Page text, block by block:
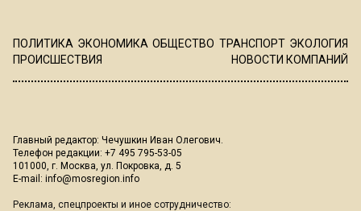
ПОЛИТИКА ЭКОНОМИКА ОБЩЕСТВО ТРАНСПОРТ ЭКОЛОГИЯ
ПРОИСШЕСТВИЯ
НОВОСТИ КОМПАНИЙ
Главный редактор: Чечушкин Иван Олегович.
Телефон редакции: +7 495 795-53-05
101000, г. Москва, ул. Покровка, д. 5
E-mail: info@mosregion.info
Реклама, спецпроекты и иное сотрудничество: